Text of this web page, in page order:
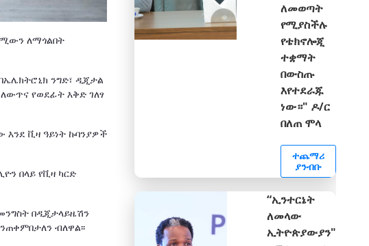
ለማጎልበት
ንግድ፣ ዲጂታል
የወደፊት እቅድ ገለፃ
ቪዛ ዓይነት ኩባንያዎች
በላይ የቪዛ ካርድ
በዲጂታላይዜሽን
ብለዋል፡፡
ለመወጣት
የሚያስችሉ
የቴክኖሎጂ
ተቋማት
በውስጡ
እየተደራጁ
ነው።" ዶ/ር
በለጠ ሞላ
ተጨማሪ
ያንብቡ
“ኢንተርኔት
ለመላው
ኢትዮጵያውያን"